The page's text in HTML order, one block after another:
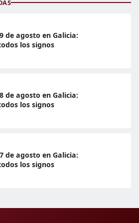
de agosto en Galicia:
los signos
de agosto en Galicia:
los signos
de agosto en Galicia:
los signos